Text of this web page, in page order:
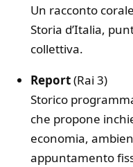
Un racconto
Storia d’Italia,
collettiva.
Report(Rai 3)
Storico
che propone
economia,
appuntamento